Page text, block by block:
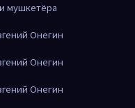
мушкетёра
Онегин
Онегин
Онегин